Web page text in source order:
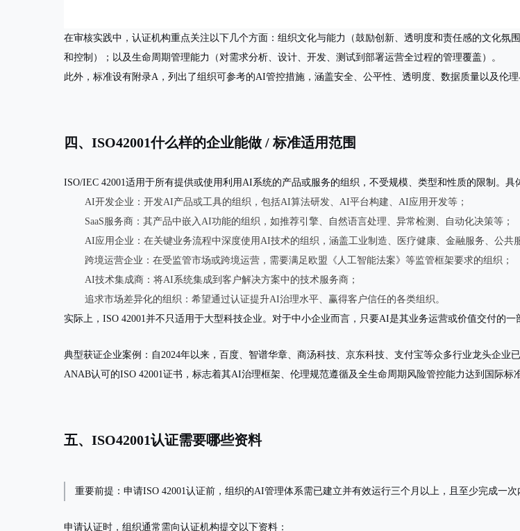
在审核实践中，认证机构重点关注以下几个方面：组织文化与能力（鼓励创新、透明度和责任感的文化
和控制）；以及生命周期管理能力（对需求分析、设计、开发、测试到部署运营全过程的管理覆盖）。
此外，标准设有附录A ，列出了组织可参考的AI管控措施，涵盖安全、公平性、透明度、数据质量以及伦
四、ISO42001什么样的企业能做 / 标准适用范围
ISO/IEC 42001适用于所有提供或使用利用AI系统的产品或服务的组织 ，不受规模、类型和性质的限制。具
AI开发企业 ：开发AI产品或工具的组织，包括AI算法研发、AI平台构建、AI应用开发等；
SaaS服务商 ：其产品中嵌入AI功能的组织，如推荐引擎、自然语言处理、异常检测、自动化决策等；
AI应用企业 ：在关键业务流程中深度使用AI技术的组织，涵盖工业制造、医疗健康、金融服务、公共
跨境运营企业 ：在受监管市场或跨境运营，需要满足欧盟《人工智能法案》等监管框架要求的组织；
AI技术集成商 ：将AI系统集成到客户解决方案中的技术服务商；
追求市场差异化的组织 ：希望通过认证提升AI治理水平、赢得客户信任的各类组织。
实际上，ISO 42001并不只适用于大型科技企业。对于中小企业而言，只要AI是其业务运营或价值交付的一
典型获证企业案例 ：自2024年以来，百度、智谱华章、商汤科技、京东科技、支付宝等众多行业龙头企
ANAB认可的ISO 42001证书，标志着其AI治理框架、伦理规范遵循及全生命周期风险管控能力达到国际标
五、ISO42001认证需要哪些资料
重要前提 ：申请ISO 42001认证前，组织的AI管理体系需已建立并有效运行三个月以上，且至少完成一次
申请认证时，组织通常需向认证机构提交以下资料：